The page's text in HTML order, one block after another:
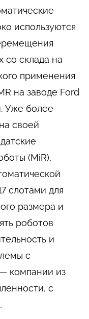
используются
со склада на
применения
на заводе Ford
Уже более
своей
(MiR),
слотами для
размера и
роботов
и
с
компании из
с